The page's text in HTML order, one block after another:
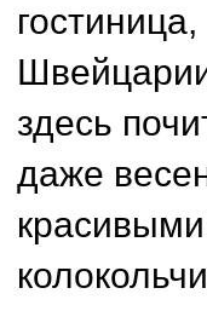
здесь
даже